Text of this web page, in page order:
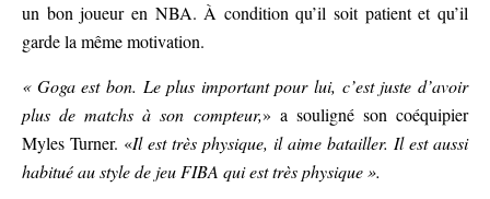
un bon joueur en NBA. À condition qu’il soit patient et qu’il
garde la même motivation.
« Goga est bon. Le plus important pour lui, c’est juste d’avoir
plus de matchs à son compteur,» a souligné son coéquipier
Myles Turner. «Il est très physique, il aime batailler. Il est aussi
habitué au style de jeu FIBA qui est très physique ».